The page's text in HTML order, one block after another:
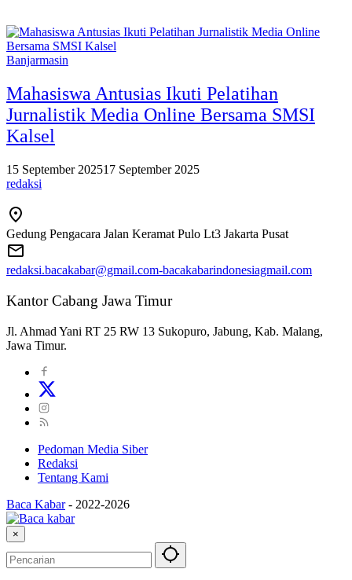
Banjarmasin
Mahasiswa Antusias Ikuti Pelatihan
Jurnalistik Media Online Bersama SMSI
Kalsel
15 September 202517 September 2025
redaksi
Gedung Pengacara Jalan Keramat Pulo Lt3 Jakarta Pusat
redaksi.bacakabar@gmail.com-bacakabarindonesiagmail.com
Kantor Cabang Jawa Timur
Jl. Ahmad Yani RT 25 RW 13 Sukopuro, Jabung, Kab. Malang,
Jawa Timur.
Pedoman Media Siber
Redaksi
Tentang Kami
Baca Kabar - 2022-2026
×